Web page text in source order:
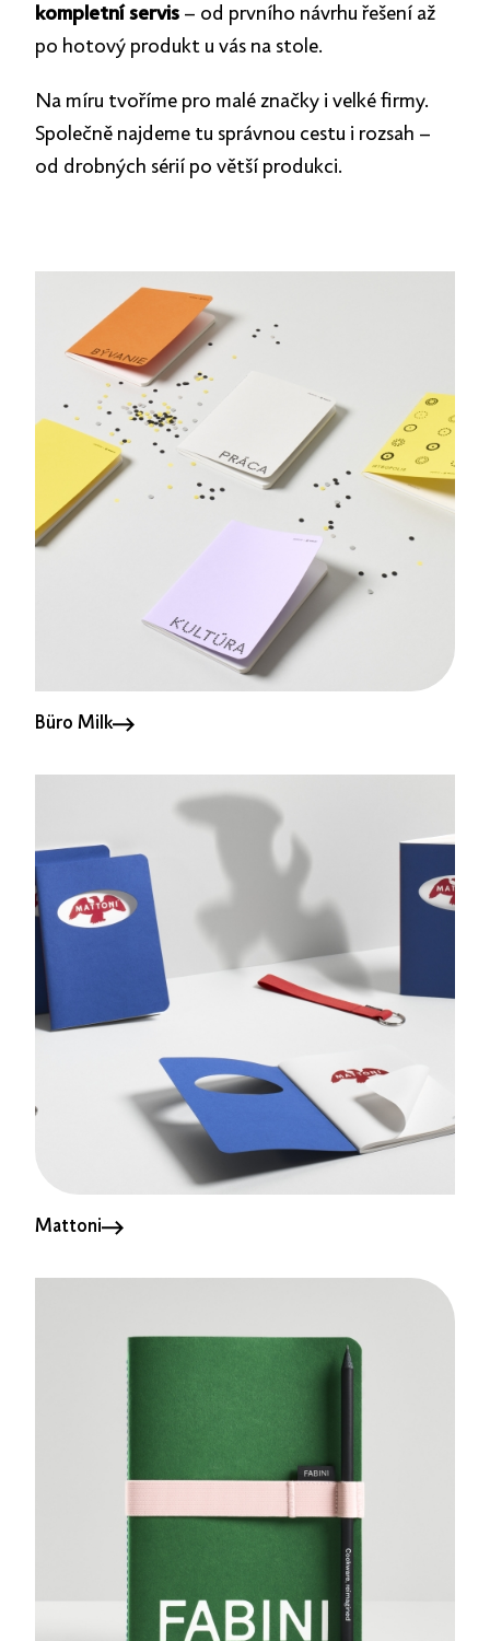
kompletní servis – od prvního návrhu řešení až
po hotový produkt u vás na stole.
Na míru tvoříme pro malé značky i velké firmy.
Společně najdeme tu správnou cestu i rozsah –
od drobných sérií po větší produkci.
Büro Milk
Mattoni